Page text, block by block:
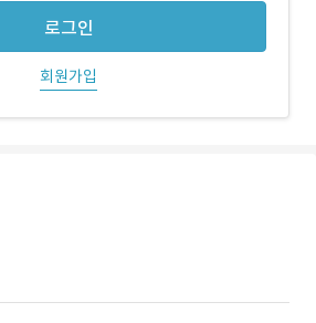
로그인
회원가입